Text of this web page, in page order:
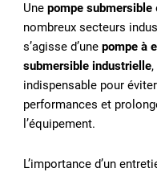
Unepompe submersible
nombreux secteurs
s’agisse d’unepompe à
submersible industrielle
indispensable pour
performances et
l’équipement.
L’importance d’un